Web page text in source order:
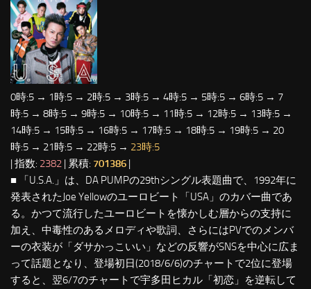
0時:5 → 1時:5 → 2時:5 → 3時:5 → 4時:5 → 5時:5 → 6時:5 → 7
時:5 → 8時:5 → 9時:5 → 10時:5 → 11時:5 → 12時:5 → 13時:5 →
14時:5 → 15時:5 → 16時:5 → 17時:5 → 18時:5 → 19時:5 → 20
時:5 → 21時:5 → 22時:5 → 23時:5
| 指数: 2382 | 累積: 701386 |
■ 「U.S.A.」は、DA PUMPの29thシングル表題曲で、1992年に
発表されたJoe Yellowのユーロビート「USA」のカバー曲であ
る。かつて流行したユーロビートを懐かしむ層からの支持に
加え、中毒性のあるメロディや歌詞、さらにはPVでのメンバ
ーの衣装が「ダサかっこいい」などの反響がSNSを中心に広ま
って話題となり、登場初日(2018/6/6)のチャートで2位に登場
すると、翌6/7のチャートで宇多田ヒカル「初恋」を逆転して